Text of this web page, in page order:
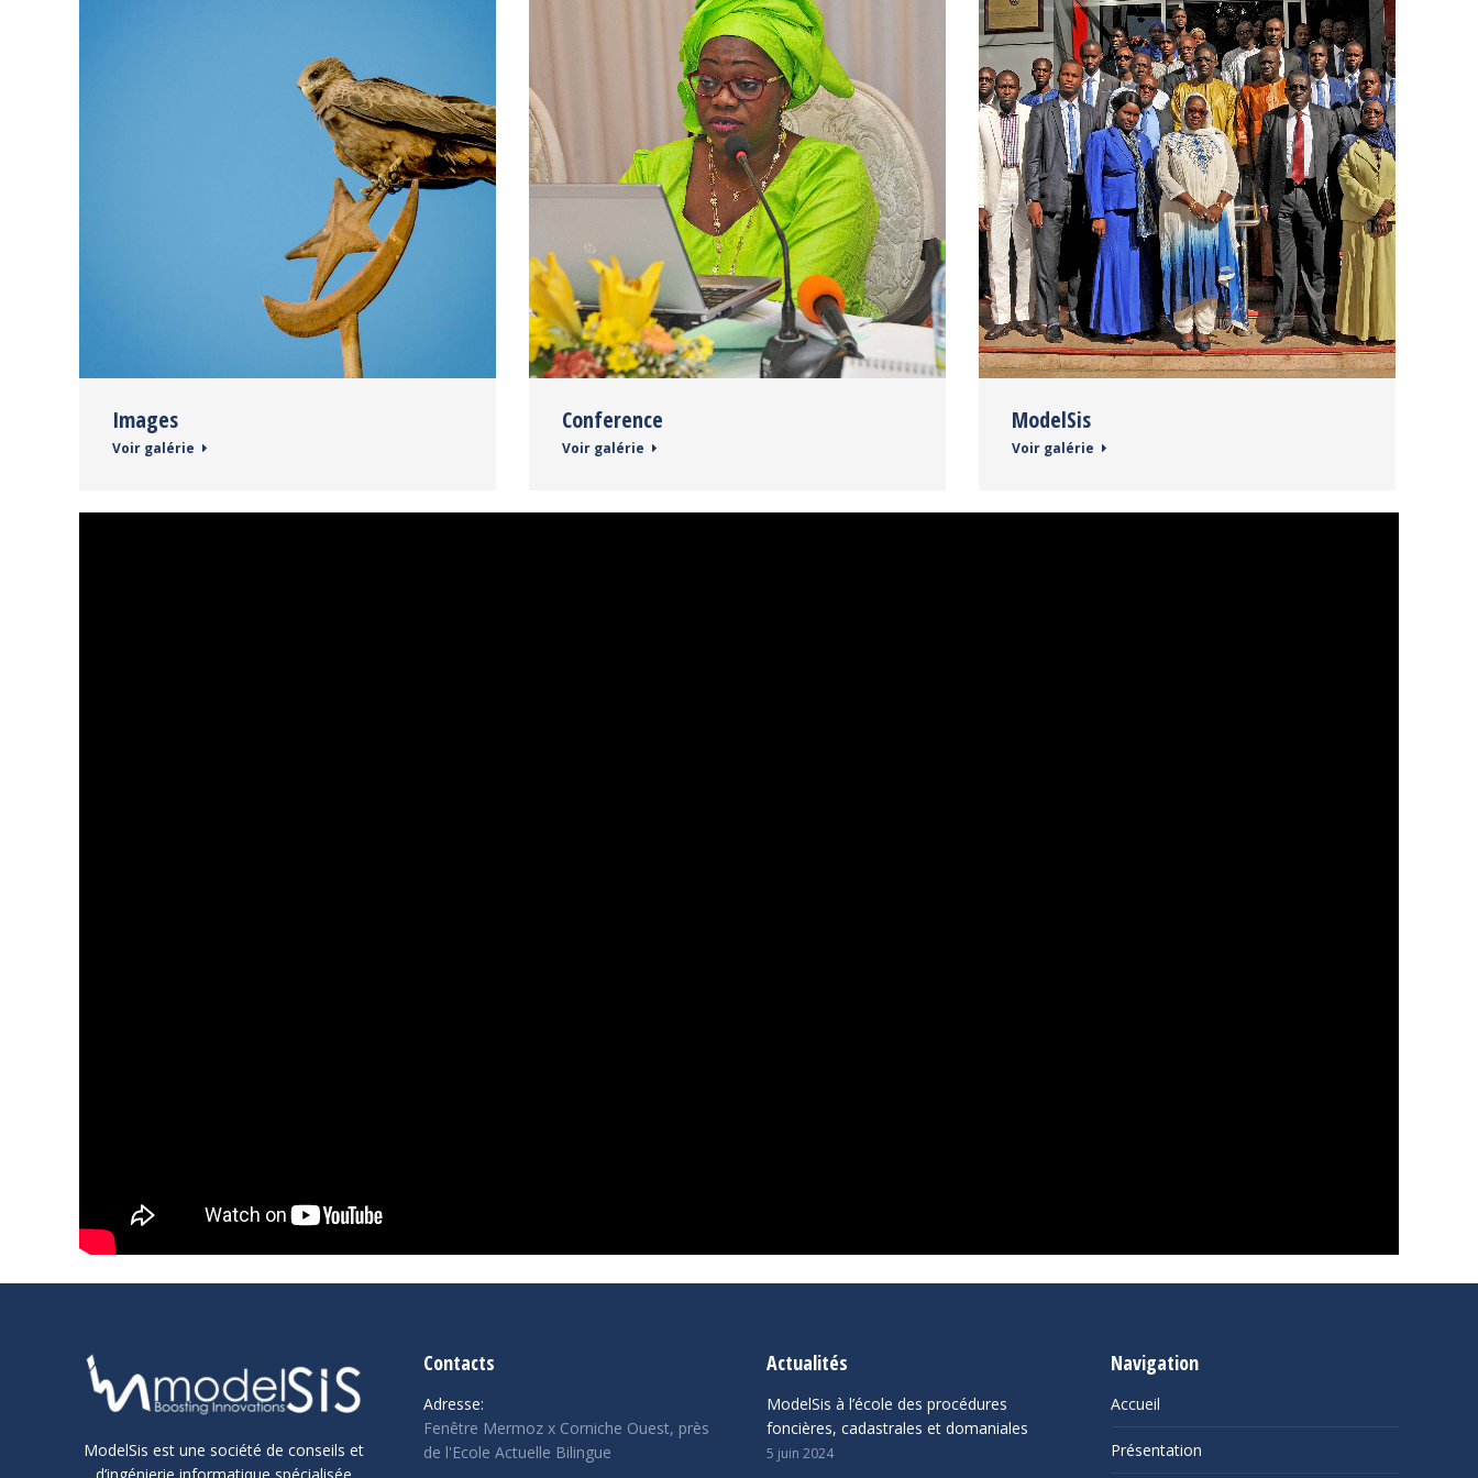
Images
Voir galérie
Conference
Voir galérie
ModelSis
Voir galérie
ModelSis est une société de conseils et
Contacts
Adresse:
Fenêtre Mermoz x Corniche Ouest, près
de l'Ecole Actuelle Bilingue
Actualités
ModelSis à l’école des procédures
foncières, cadastrales et domaniales
5 juin 2024
Navigation
Accueil
Présentation